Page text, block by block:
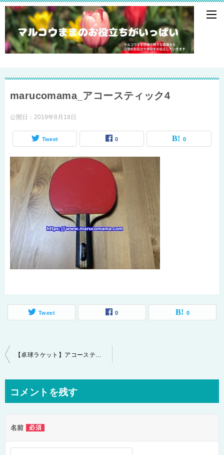
marucomama_アコースティック4
公開日： 2019年8月18日
Tweet 0 0
Tweet 0 0
投
ビ
ー
シ
コメントを残す
名前 必須